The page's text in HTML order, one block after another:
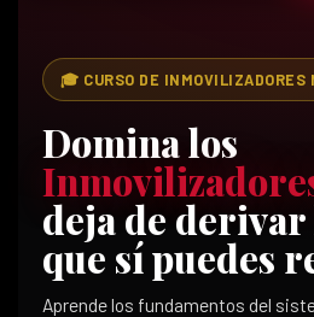
🎓 CURSO DE INMOVILIZADORES
Domina los
deja de derivar
que sí puedes
Aprende los fundamentos del